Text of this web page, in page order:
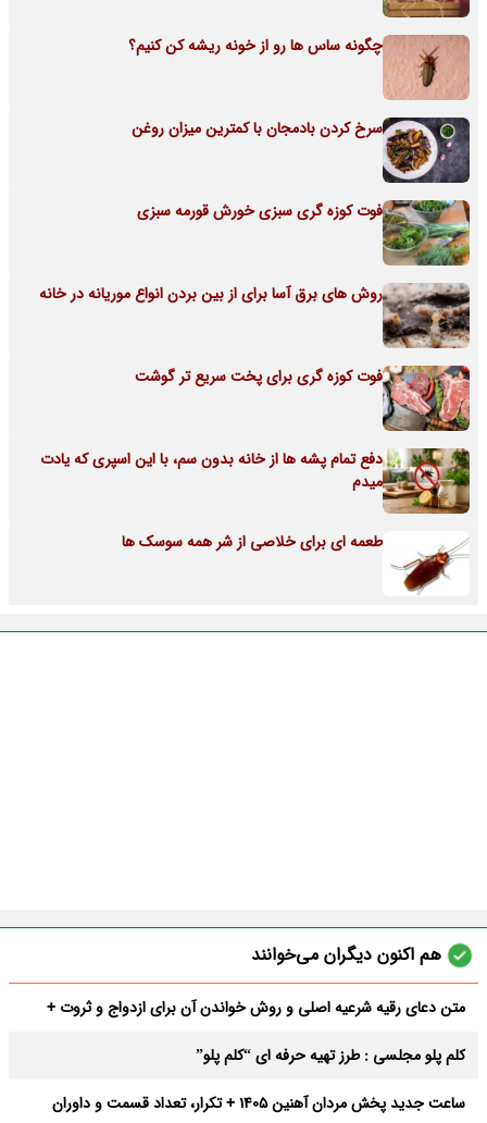
چگونه ساس ها رو از خونه ریشه کن کنیم؟
سرخ کردن بادمجان با کمترین میزان روغن
فوت کوزه گری سبزی خورش قورمه سبزی
روش های برق آسا برای از بین بردن انواع موریانه در خانه
فوت کوزه گری برای پخت سریع تر گوشت
دفع تمام پشه ها از خانه بدون سم، با این اسپری که یادت
میدم
طعمه ای برای خلاصی از شر همه سوسک ها
هم اکنون دیگران می‌خوانند
متن دعای رقیه شرعیه اصلی و روش خواندن آن برای ازدواج و ثروت +
کلم پلو مجلسی : طرز تهیه حرفه ای “کلم پلو”
ساعت جدید پخش مردان آهنین 1405 + تکرار، تعداد قسمت و داوران